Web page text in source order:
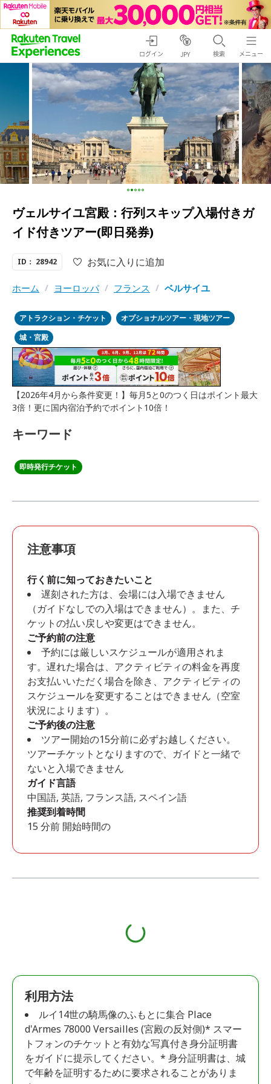
ログイン JPY 検索 メニュー
ヴェルサイユ宮殿：行列スキップ入場付きガ
イド付きツアー(即日発券)
ID： 28942 お気に入りに追加
ホーム / ヨーロッパ / フランス / ベルサイユ
アトラクション・チケット
オプショナルツアー・現地ツアー
城・宮殿
【2026年4月から条件変更！】毎月5と0のつく日はポイント最大
3倍！更に国内宿泊予約でポイント10倍！
キーワード
即時発行チケット
注意事項
行く前に知っておきたいこと
遅刻された方は、会場には入場できません
（ガイドなしでの入場はできません）。また、チ
ケットの払い戻しや変更はできません。
ご予約前の注意
予約には厳しいスケジュールが適用されま
す。遅れた場合は、アクティビティの料金を再度
お支払いいただく場合を除き、アクティビティの
スケジュールを変更することはできません（空室
状況によります）。
ご予約後の注意
ツアー開始の15分前に必ずお越しください。
ツアーチケットとなりますので、ガイドと一緒で
ないと入場できません
ガイド言語
中国語, 英語, フランス語, スペイン語
推奨到着時間
15 分前 開始時間の
利用方法
ルイ14世の騎馬像のふもとに集合 Place
d'Armes 78000 Versailles (宮殿の反対側)* スマー
トフォンのチケットと有効な写真付き身分証明書
をガイドに提示してください。* 身分証明書は、城
で年齢を証明するために要求されることがありま